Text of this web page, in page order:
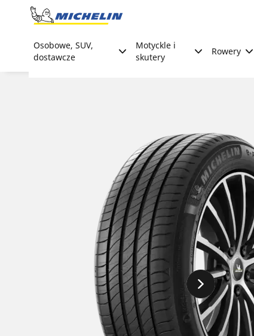
Go to page content
Osobowe, SUV,
dostawcze
Motyckle i
skutery
Rowery